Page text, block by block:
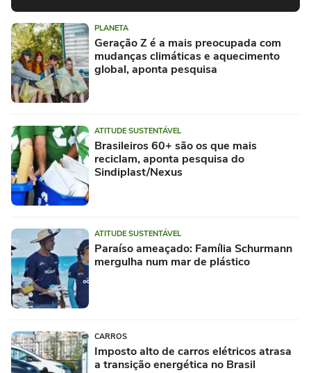
PLANETA
Geração Z é a mais preocupada com
mudanças climáticas e aquecimento
global, aponta pesquisa
ATITUDE SUSTENTÁVEL
Brasileiros 60+ são os que mais
reciclam, aponta pesquisa do
Sindiplast/Nexus
ATITUDE SUSTENTÁVEL
Paraíso ameaçado: Família Schurmann
mergulha num mar de plástico
CARROS
Imposto alto de carros elétricos atrasa
a transição energética no Brasil